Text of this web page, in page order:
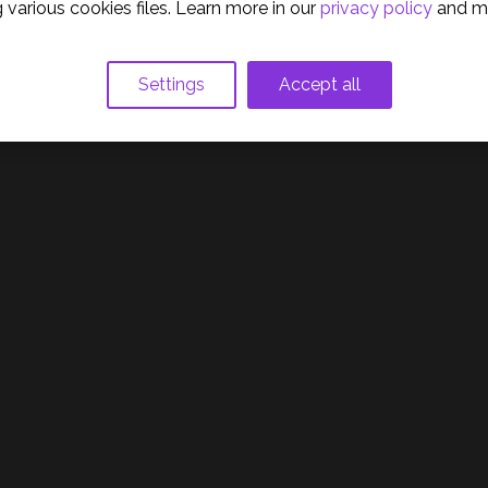
Pro USB Gamepad
(0)
various cookies files. Learn more in our privacy policy and
Settings Accept all